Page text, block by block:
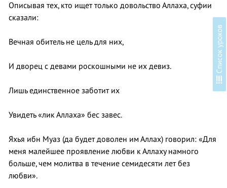
в
Описывая тех, кто ищет только довольство Аллаха, суфии
сказали:
Вечная обитель не цель для них,
И дворец с девами роскошными не их девиз.
Лишь единственное заботит их
Увидеть «лик Аллаха» бес завес.
Яхья ибн Муаз (да будет доволен им Аллах) говорил: «Для
меня малейшее проявление любви к Аллаху намного
больше, чем молитва в течение семидесяти лет без
любви».